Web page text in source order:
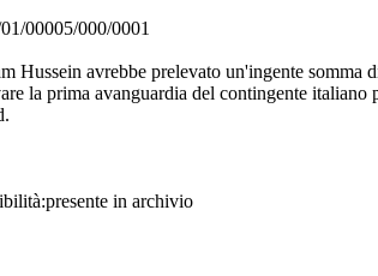
00005/000/0001
Hussein avrebbe prelevato un'ingente somma
la prima avanguardia del contingente
presente in archivio